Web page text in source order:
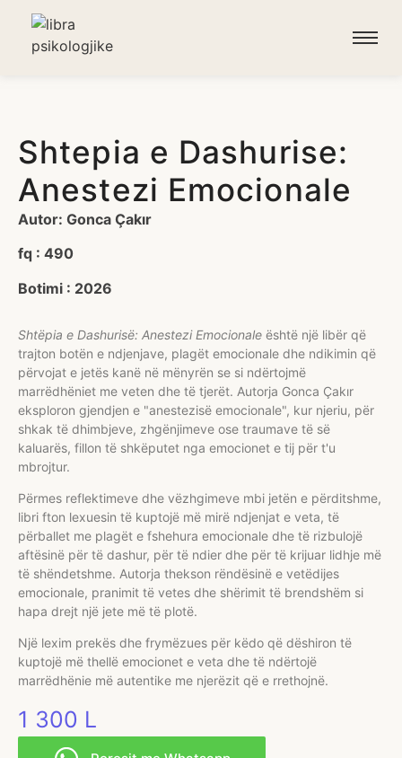
Shtepia e Dashurise:
Anestezi Emocionale
Autor: Gonca Çakır
fq : 490
Botimi : 2026
Shtëpia e Dashurisë: Anestezi Emocionale është një libër që
trajton botën e ndjenjave, plagët emocionale dhe ndikimin që
përvojat e jetës kanë në mënyrën se si ndërtojmë
marrëdhëniet me veten dhe të tjerët. Autorja Gonca Çakır
eksploron gjendjen e "anestezisë emocionale", kur njeriu, për
shkak të dhimbjeve, zhgënjimeve ose traumave të së
kaluarës, fillon të shkëputet nga emocionet e tij për t'u
mbrojtur.
Përmes reflektimeve dhe vëzhgimeve mbi jetën e përditshme,
libri fton lexuesin të kuptojë më mirë ndjenjat e veta, të
përballet me plagët e fshehura emocionale dhe të rizbulojë
aftësinë për të dashur, për të ndier dhe për të krijuar lidhje më
të shëndetshme. Autorja thekson rëndësinë e vetëdijes
emocionale, pranimit të vetes dhe shërimit të brendshëm si
hapa drejt një jete më të plotë.
Një lexim prekës dhe frymëzues për këdo që dëshiron të
kuptojë më thellë emocionet e veta dhe të ndërtojë
marrëdhënie më autentike me njerëzit që e rrethojnë.
1 300 L